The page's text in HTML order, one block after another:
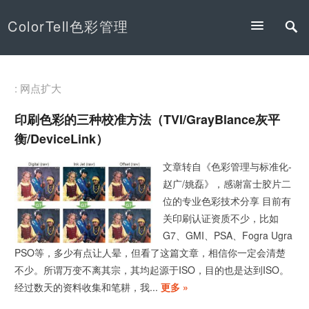
ColorTell色彩管理
: 网点扩大
印刷色彩的三种校准方法（TVI/GrayBlance灰平
衡/DeviceLink）
文章转自《色彩管理与标准化-
赵广/姚磊》，感谢富士胶片二
位的专业色彩技术分享 目前有
关印刷认证资质不少，比如
G7、GMI、PSA、Fogra Ugra
PSO等，多少有点让人晕，但看了这篇文章，相信你一定会清楚
不少。所谓万变不离其宗，其均起源于ISO，目的也是达到ISO。
经过数天的资料收集和笔耕，我...更多 »